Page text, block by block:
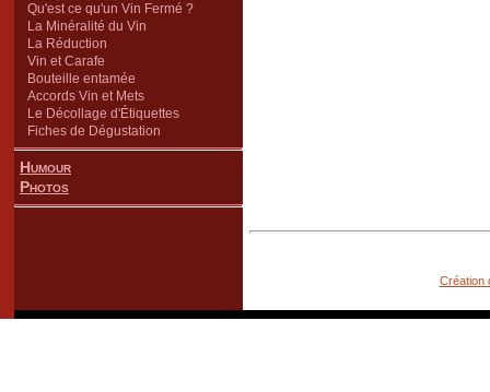
Qu'est ce qu'un Vin Fermé ?
La Minéralité du Vin
La Réduction
Vin et Carafe
Bouteille entamée
Accords Vin et Mets
Le Décollage d'Étiquettes
Fiches de Dégustation
Humour
Photos
Création